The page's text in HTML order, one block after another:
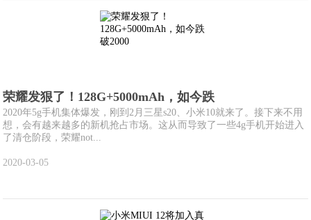
荣耀发狠了！128G+5000mAh，如今跌
2020年5g手机集体爆发，刚到2月三星s20、小米10就来了。接下来不用
想，会有越来越多的新机抢占市场。这从而导致了一些4g手机开始进入
了清仓阶段，荣耀not...
2020-03-05